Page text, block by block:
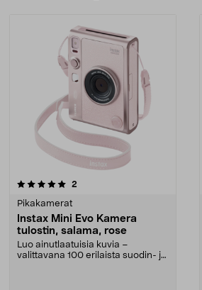
2
Pikakamerat
Instax Mini Evo Kamera
tulostin, salama, rose
Luo ainutlaatuisia kuvia –
valittavana 100 erilaista suodin- ja
4.5 viidestä